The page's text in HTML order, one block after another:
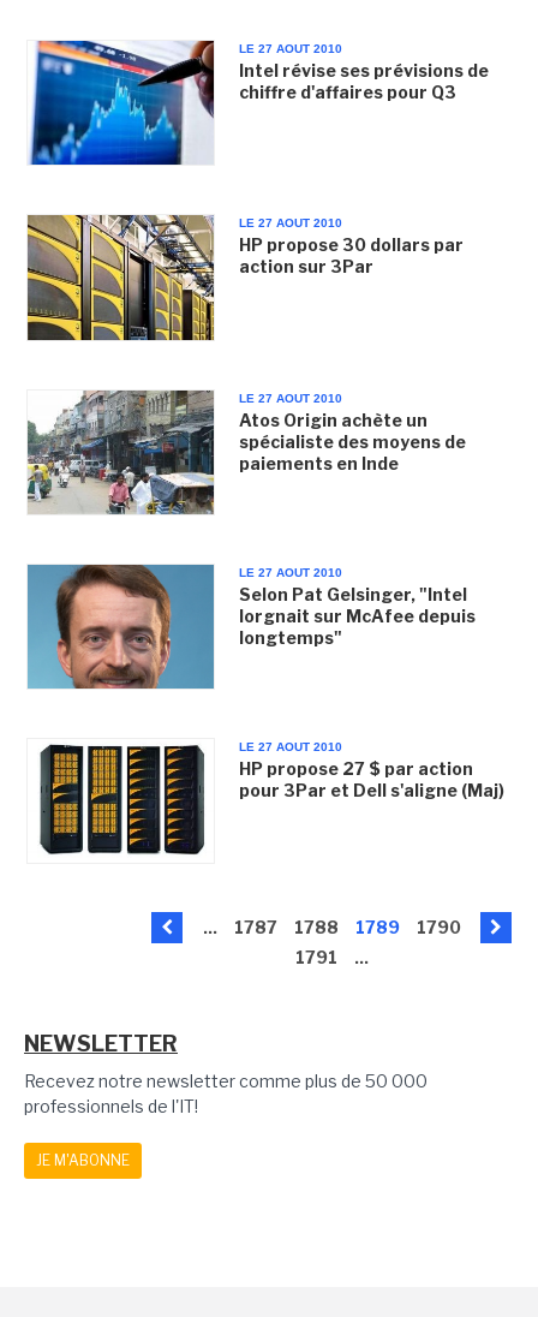
LE 27 AOUT 2010
Intel révise ses prévisions de
chiffre d'affaires pour Q3
LE 27 AOUT 2010
HP propose 30 dollars par
action sur 3Par
LE 27 AOUT 2010
Atos Origin achète un
spécialiste des moyens de
paiements en Inde
LE 27 AOUT 2010
Selon Pat Gelsinger, "Intel
lorgnait sur McAfee depuis
longtemps"
LE 27 AOUT 2010
HP propose 27 $ par action
pour 3Par et Dell s'aligne (Maj)
... 1787 1788 1789
1790
1791
...
NEWSLETTER
Recevez notre newsletter comme plus de 50 000
professionnels de l'IT!
JE M'ABONNE